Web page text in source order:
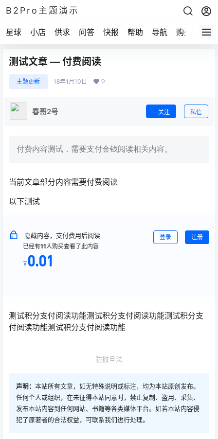
B2Pro主题演示
星球 小店 供求 问答 快报 帮助 导航 购买
测试文章 — 付费阅读
主题更新 18年1月10日 0
春哥2号 关注 私信
付费内容测试，需要支付金钱阅读相关内容。
当前文章部分内容需要付费阅读
以下测试
隐藏内容，支付费用后阅读
已经有11人购买查看了此内容
₮0.01
登录 注册
测试积分支付阅读功能测试积分支付阅读功能测试积分支
付阅读功能测试积分支付阅读功能
防撒旦法
声明： 本站所有文章，如无特殊说明或标注，均为本站原创发布。
任何个人或组织，在未征得本站同意时，禁止复制、盗用、采集、
发布本站内容到任何网站、书籍等各类媒体平台。如若本站内容侵
犯了原著者的合法权益，可联系我们进行处理。